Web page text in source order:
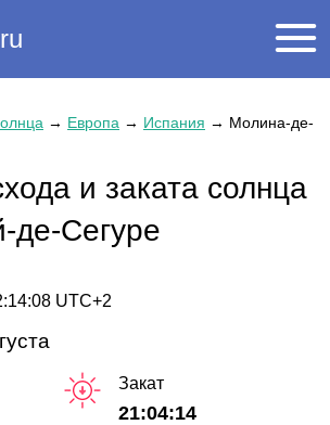
→ Европа → Испания → Молина-де-
и заката солнца
де-Сегуре
UTC+2
Закат
21:04:14